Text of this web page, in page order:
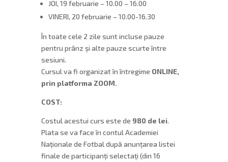
JOI, 19 februarie – 10.00 – 16.00
VINERI, 20 februarie – 10.00-16.30
În toate cele 2 zile sunt incluse pauze
pentru prânz și alte pauze scurte între
sesiuni.
Cursul va fi organizat în întregime ONLINE,
prin platforma ZOOM.
COST:
Costul acestui curs este de 980 de lei.
Plata se va face în contul Academiei
Naționale de Fotbal după anunțarea listei
finale de participanți selectați (din 16